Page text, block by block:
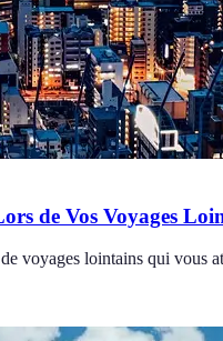
de Vos Voyages
voyages lointains qui vous